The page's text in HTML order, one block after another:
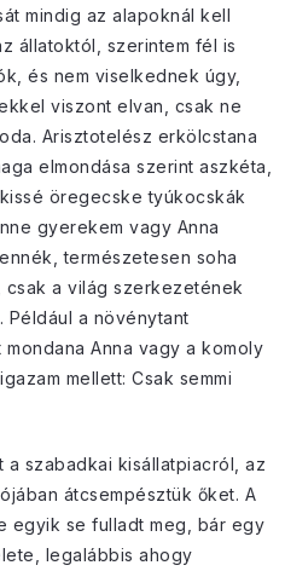
mindig az alapoknál kell
állatoktól, szerintem fél is
és nem viselkednek úgy,
viszont elvan, csak ne
Arisztotelész erkölcstana
elmondása szerint aszkéta,
öregecske tyúkocskák
gyerekem vagy Anna
természetesen soha
csak a világ szerkezetének
a növénytant
Anna vagy a komoly
mellett: Csak semmi
a szabadkai kisállatpiacról, az
átcsempésztük őket. A
egyik se fulladt meg, bár egy
legalábbis ahogy